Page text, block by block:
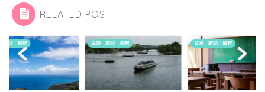
RELATED POST
歌詞 解釈 合唱 歌詞 解釈 合唱 歌詞 解釈